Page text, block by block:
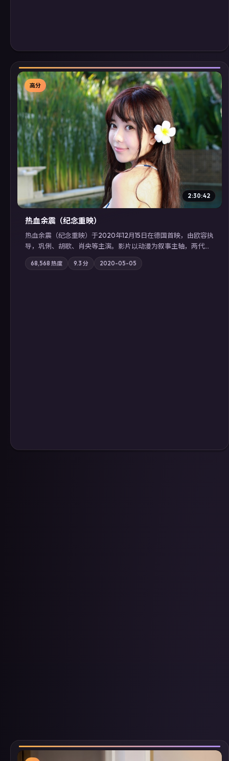
▶
高分
2:30:42
热血余震（纪念重映）
热血余震（纪念重映）于2020年12月15日在德国首映，由欧容执
导，巩俐、胡歌、肖央等主演。影片以动漫为叙事主轴，两代人
的执念在暴风雨夜正面相撞；摄影与配乐强化地域气质；站内亦
可通过「国产免费观看高清电视剧在线看」延展检索同类型高分
68,568 热度 9.3 分 2020-05-05